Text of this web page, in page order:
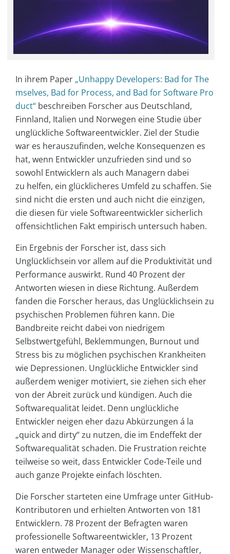
In ihrem Paper „Unhappy Developers: Bad for The
mselves, Bad for Process, and Bad for Software Pro
duct“ beschreiben Forscher aus Deutschland,
Finnland, Italien und Norwegen eine Studie über
unglückliche Softwareentwickler. Ziel der Studie
war es herauszufinden, welche Konsequenzen es
hat, wenn Entwickler unzufrieden sind und so
sowohl Entwicklern als auch Managern dabei
zu helfen, ein glücklicheres Umfeld zu schaffen. Sie
sind nicht die ersten und auch nicht die einzigen,
die diesen für viele Softwareentwickler sicherlich
offensichtlichen Fakt empirisch untersuch haben.
Ein Ergebnis der Forscher ist, dass sich
Unglücklichsein vor allem auf die Produktivität und
Performance auswirkt. Rund 40 Prozent der
Antworten wiesen in diese Richtung. Außerdem
fanden die Forscher heraus, das Unglücklichsein zu
psychischen Problemen führen kann. Die
Bandbreite reicht dabei von niedrigem
Selbstwertgefühl, Beklemmungen, Burnout und
Stress bis zu möglichen psychischen Krankheiten
wie Depressionen. Unglückliche Entwickler sind
außerdem weniger motiviert, sie ziehen sich eher
von der Abreit zurück und kündigen. Auch die
Softwarequalität leidet. Denn unglückliche
Entwickler neigen eher dazu Abkürzungen á la
„quick and dirty“ zu nutzen, die im Endeffekt der
Softwarequalität schaden. Die Frustration reichte
teilweise so weit, dass Entwickler Code-Teile und
auch ganze Projekte einfach löschten.
Die Forscher starteten eine Umfrage unter GitHub-
Kontributoren und erhielten Antworten von 181
Entwicklern. 78 Prozent der Befragten waren
professionelle Softwareentwickler, 13 Prozent
waren entweder Manager oder Wissenschaftler,